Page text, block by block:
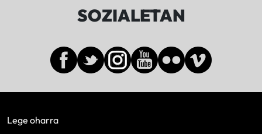
SOZIALETAN
Lege oharra